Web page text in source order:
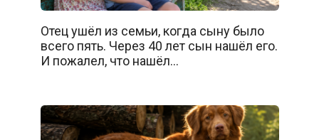
Отец ушёл из семьи, когда сыну было
всего пять. Через 40 лет сын нашёл его.
И пожалел, что нашёл…